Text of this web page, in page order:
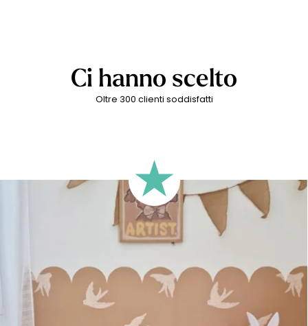
Ci hanno scelto
Oltre 300 clienti soddisfatti